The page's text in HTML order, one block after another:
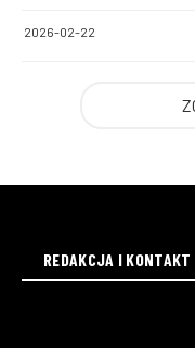
2026-02-22
REDAKCJA I KONTAKT